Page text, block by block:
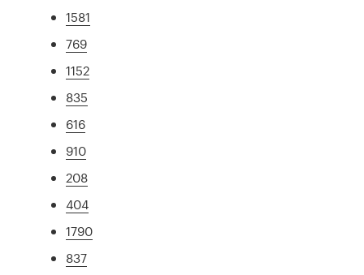
1581
769
1152
835
616
910
208
404
1790
837